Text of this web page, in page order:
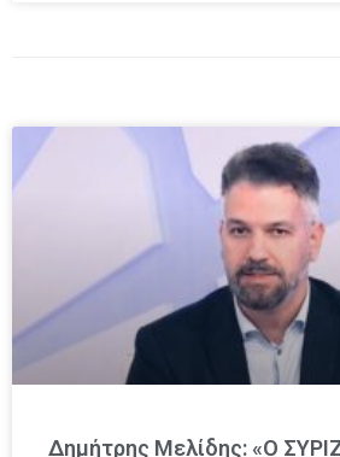
Δημήτρης Μελίδης: «Ο